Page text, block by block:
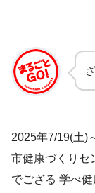
2025年7/19(土)
市健康づくりセ
でござる 学べ